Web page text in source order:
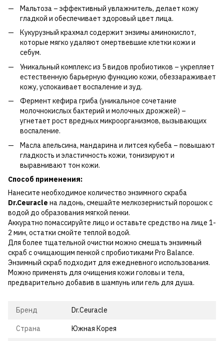
Мальтоза – эффективный увлажнитель, делает кожу
гладкой и обеспечивает здоровый цвет лица.
Кукурузный крахмал содержит энзимы аминокислот,
которые мягко удаляют омертвевшие клетки кожи и
себум.
Уникальный комплекс из 5 видов пробиотиков – укрепляет
естественную барьерную функцию кожи, обеззараживает
кожу, успокаивает воспаление и зуд.
Фермент кефира гриба (уникальное сочетание
молочнокислых бактерий и молочных дрожжей) –
угнетает рост вредных микроорганизмов, вызывающих
воспаление.
Масла апельсина, мандарина и литсея кубеба – повышают
гладкость и эластичность кожи, тонизируют и
выравнивают тон кожи.
Способ применения:
Нанесите необходимое количество энзимного скраба
Dr.Ceuracle на ладонь, смешайте мелкозернистый порошок с
водой до образования мягкой пенки.
Аккуратно помассируйте лицо и оставьте средство на лице 1-
2 мин, остатки смойте теплой водой.
Для более тщательной очистки можно смешать энзимный
скраб с очищающим пенкой с пробиотиками Pro Balance.
Энзимный скраб подходит для ежедневного использования.
Можно применять для очищения кожи головы и тела,
предварительно добавив в шампунь или гель для душа.
Бренд Dr.Ceuracle
Страна Южная Корея